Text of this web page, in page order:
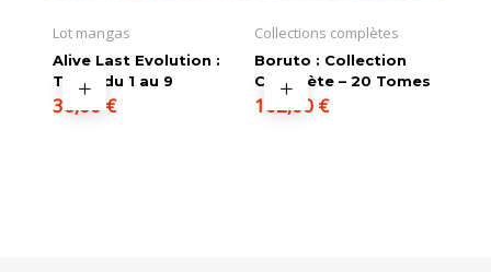
Lot mangas
Alive Last Evolution :
Tome du 1 au 9
36,00 €
Collections complètes
Boruto : Collection
Complète – 20 Tomes
102,00 €